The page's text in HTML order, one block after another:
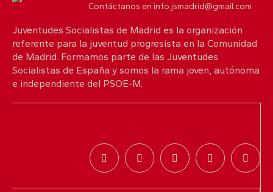
Juventudes Socialistas de Madrid
@jsmadrid
· 25 Jul
Comunicado JSM
Con quien nos protege. Con quienes lo han
Madrid y distintos territorios de España.
6 9
Contáctanos en info.jsmadrid@gmail.com
Juventudes Socialistas de Madrid es la organización
referente para la juventud progresista en la Comunidad
de Madrid. Formamos parte de las Juventudes
Socialistas de España y somos la rama joven, autónoma
e independiente del PSOE-M.